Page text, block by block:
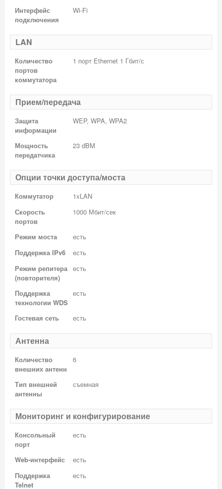
Интерфейс
подключения
Wi-Fi
LAN
Количество
портов
коммутатора
1 порт Ethernet 1 Гбит/с
Прием/передача
Защита
информации
WEP, WPA, WPA2
Мощность
передатчика
23 dBM
Опции точки доступа/моста
Коммутатор
1хLAN
Скорость
портов
1000 Мбит/сек
Режим моста
есть
Поддержка IPv6
есть
Режим репитера
(повторителя)
есть
Поддержка
технологии WDS
есть
Гостевая сеть есть
Антенна
Количество
внешних антенн
6
Тип внешней
антенны
съемная
Мониторинг и конфигурирование
Консольный
порт
есть
Web-интерфейс
есть
Поддержка
Telnet
есть